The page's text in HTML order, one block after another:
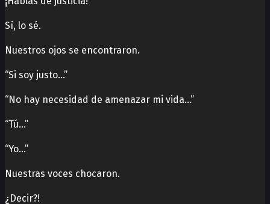
Sí, lo sé.
Nuestros ojos se encontraron.
“Si soy justo…”
“No hay necesidad de amenazar mi vida…”
“Tú…”
“Yo…”
Nuestras voces chocaron.
¿Decir?!